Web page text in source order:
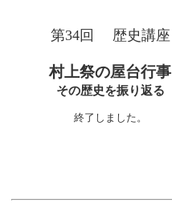
第34回 歴史講座
村上祭の屋台行事
その歴史を振り返る
終了しました。